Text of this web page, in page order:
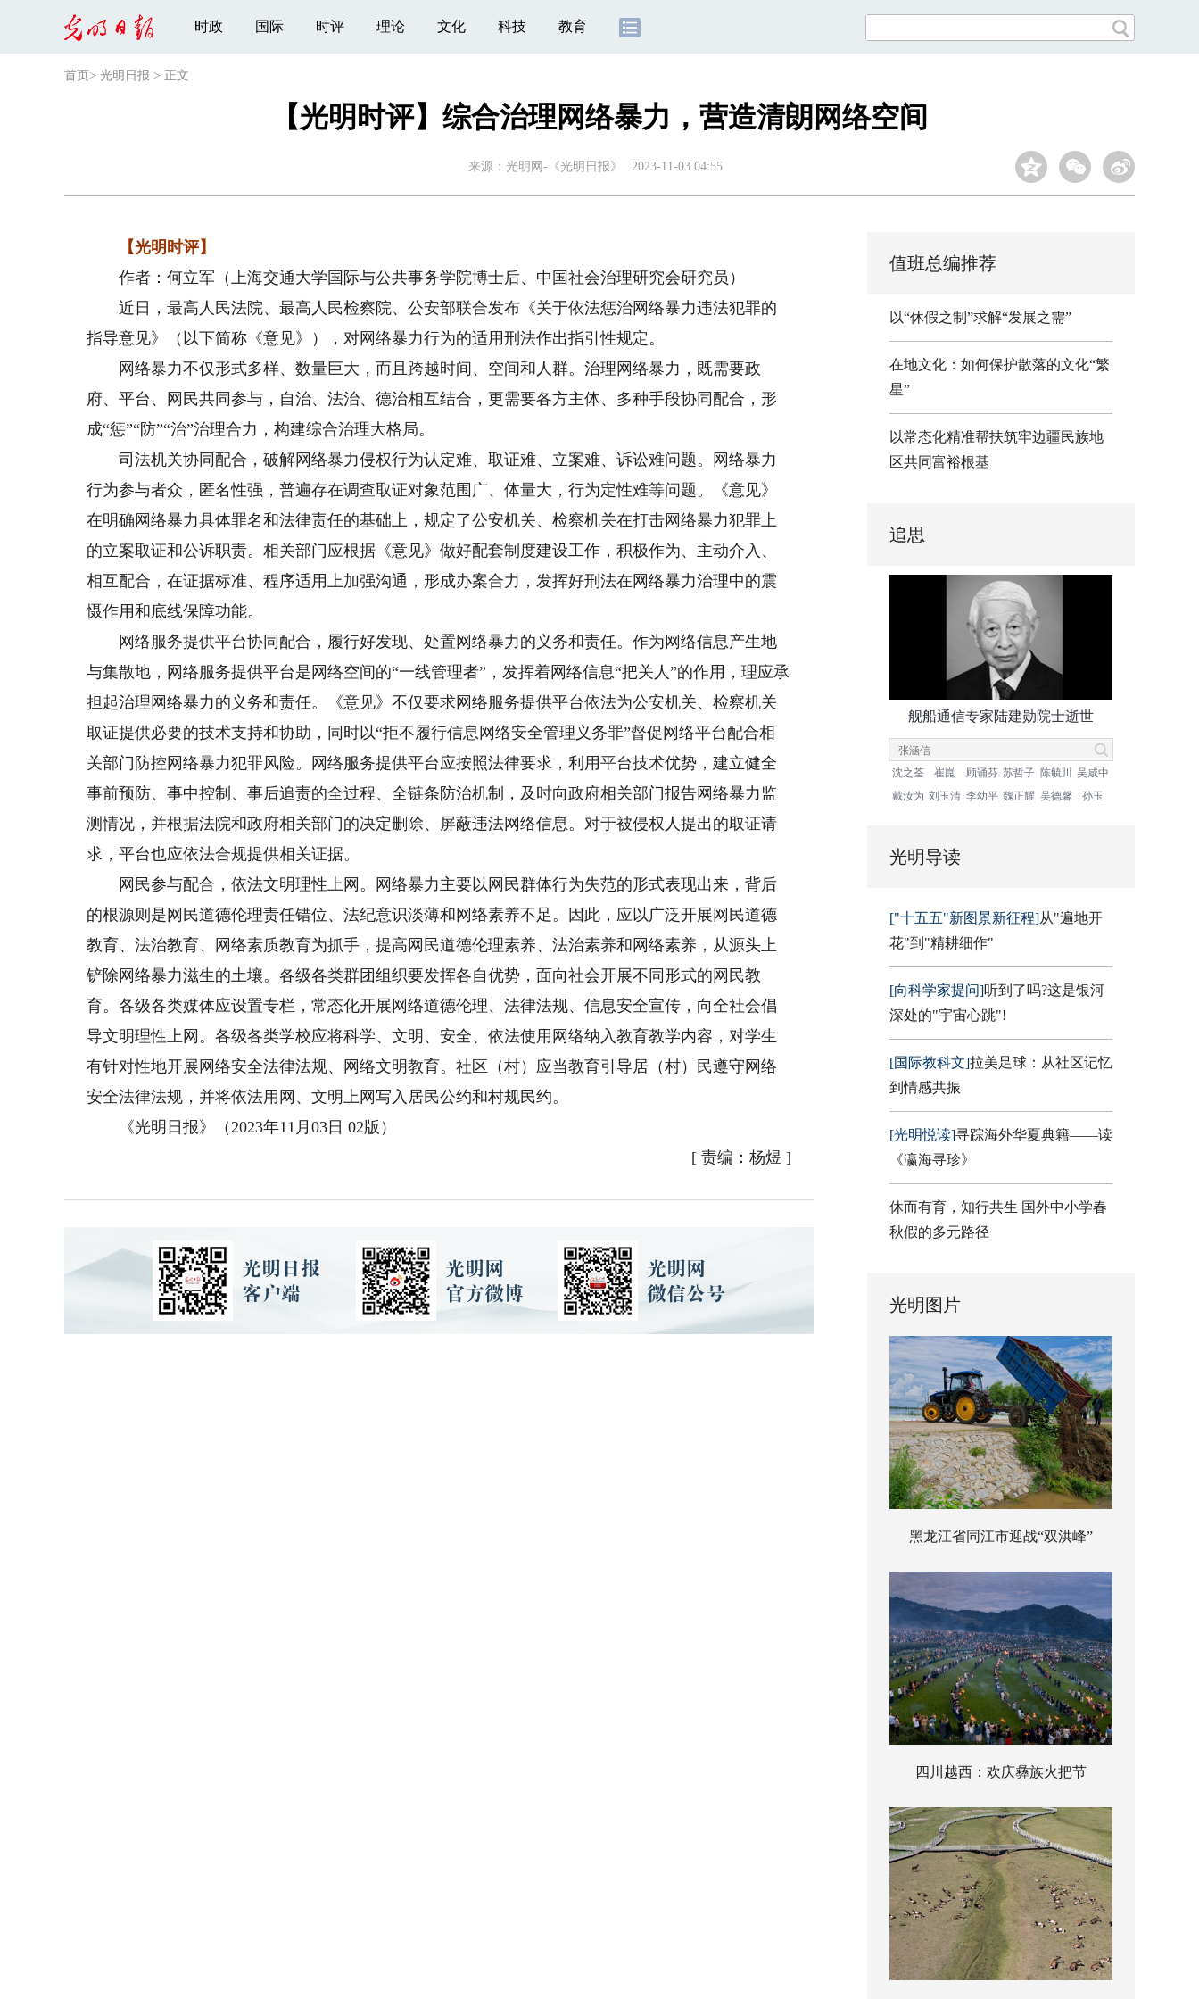
时政 国际 时评 理论 文化 科技 教育
首页 > 光明日报 > 正文
【光明时评】综合治理网络暴力，营造清朗网络空间
来源： 光明网-《光明日报》 2023-11-03 04:55
【光明时评】
作者：何立军（上海交通大学国际与公共事务学院博士后、中国社会治理研究会研究员）
近日，最高人民法院、最高人民检察院、公安部联合发布《关于依法惩治网络暴力违法犯罪的
指导意见》（以下简称《意见》），对网络暴力行为的适用刑法作出指引性规定。
网络暴力不仅形式多样、数量巨大，而且跨越时间、空间和人群。治理网络暴力，既需要政
府、平台、网民共同参与，自治、法治、德治相互结合，更需要各方主体、多种手段协同配合，形
成“惩”“防”“治”治理合力，构建综合治理大格局。
司法机关协同配合，破解网络暴力侵权行为认定难、取证难、立案难、诉讼难问题。网络暴力
行为参与者众，匿名性强，普遍存在调查取证对象范围广、体量大，行为定性难等问题。《意见》
在明确网络暴力具体罪名和法律责任的基础上，规定了公安机关、检察机关在打击网络暴力犯罪上
的立案取证和公诉职责。相关部门应根据《意见》做好配套制度建设工作，积极作为、主动介入、
相互配合，在证据标准、程序适用上加强沟通，形成办案合力，发挥好刑法在网络暴力治理中的震
慑作用和底线保障功能。
网络服务提供平台协同配合，履行好发现、处置网络暴力的义务和责任。作为网络信息产生地
与集散地，网络服务提供平台是网络空间的“一线管理者”，发挥着网络信息“把关人”的作用，理应承
担起治理网络暴力的义务和责任。《意见》不仅要求网络服务提供平台依法为公安机关、检察机关
取证提供必要的技术支持和协助，同时以“拒不履行信息网络安全管理义务罪”督促网络平台配合相
关部门防控网络暴力犯罪风险。网络服务提供平台应按照法律要求，利用平台技术优势，建立健全
事前预防、事中控制、事后追责的全过程、全链条防治机制，及时向政府相关部门报告网络暴力监
测情况，并根据法院和政府相关部门的决定删除、屏蔽违法网络信息。对于被侵权人提出的取证请
求，平台也应依法合规提供相关证据。
网民参与配合，依法文明理性上网。网络暴力主要以网民群体行为失范的形式表现出来，背后
的根源则是网民道德伦理责任错位、法纪意识淡薄和网络素养不足。因此，应以广泛开展网民道德
教育、法治教育、网络素质教育为抓手，提高网民道德伦理素养、法治素养和网络素养，从源头上
铲除网络暴力滋生的土壤。各级各类群团组织要发挥各自优势，面向社会开展不同形式的网民教
育。各级各类媒体应设置专栏，常态化开展网络道德伦理、法律法规、信息安全宣传，向全社会倡
导文明理性上网。各级各类学校应将科学、文明、安全、依法使用网络纳入教育教学内容，对学生
有针对性地开展网络安全法律法规、网络文明教育。社区（村）应当教育引导居（村）民遵守网络
安全法律法规，并将依法用网、文明上网写入居民公约和村规民约。
《光明日报》（2023年11月03日 02版）
[ 责编：杨煜 ]
值班总编推荐
以“休假之制”求解“发展之需”
在地文化：如何保护散落的文化“繁
星”
以常态化精准帮扶筑牢边疆民族地
区共同富裕根基
追思
舰船通信专家陆建勋院士逝世
沈之荃 崔崑 顾诵芬 苏哲子 陈毓川
吴咸中
戴汝为 刘玉清 李幼平 魏正耀 吴德馨 孙玉
光明导读
["十五五"新图景新征程]从"遍地开
花"到"精耕细作"
[向科学家提问]听到了吗?这是银河
深处的"宇宙心跳"!
[国际教科文]拉美足球：从社区记忆
到情感共振
[光明悦读]寻踪海外华夏典籍——读
《瀛海寻珍》
休而有育，知行共生 国外中小学春
秋假的多元路径
光明图片
黑龙江省同江市迎战“双洪峰”
四川越西：欢庆彝族火把节